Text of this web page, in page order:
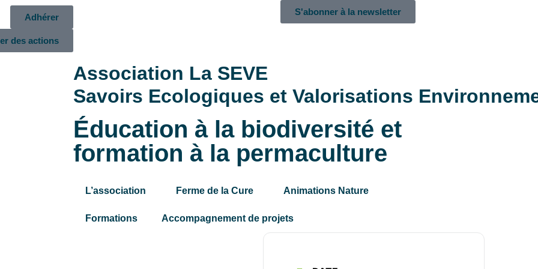
Adhérer
des actions
S'abonner à la newsletter
Association La SEVE
Savoirs Ecologiques et Valorisations
Éducation à la biodiversité et
formation à la permaculture
L’association Ferme de la Cure Animations Nature
Formations Accompagnement de projets